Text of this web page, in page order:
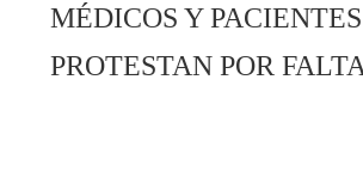
MÉDICOS Y
PROTESTAN POR